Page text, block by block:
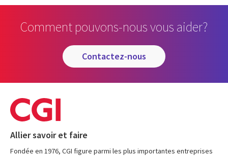
Comment pouvons-nous vous aider?
contactez-nous
Allier savoir et faire
Fondée en 1976, CGI figure parmi les plus importantes entreprises